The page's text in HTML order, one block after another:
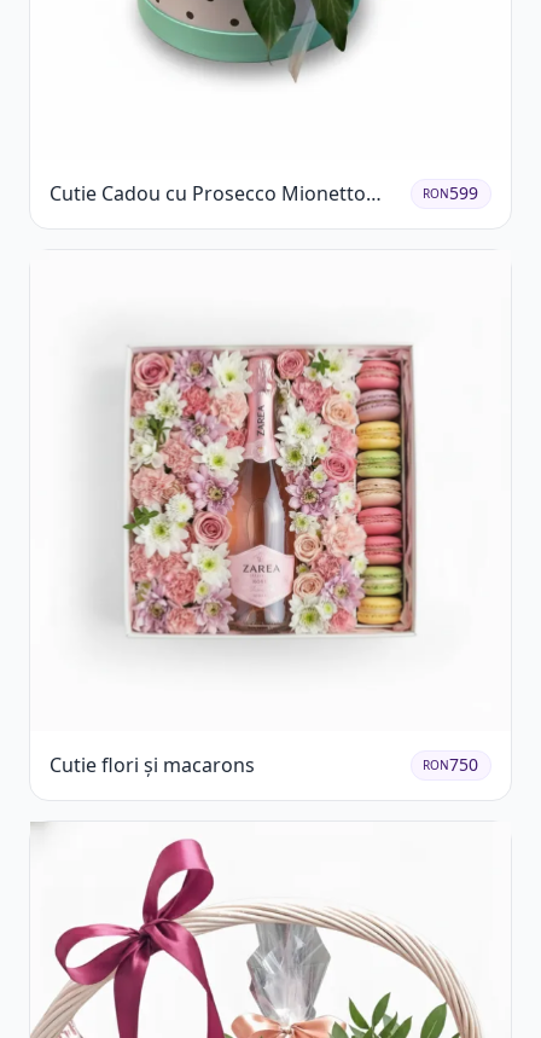
Cutie Cadou cu Prosecco Mionetto
Ferrero Rocher și Flori Pastelate
RON599
Cutie flori și macarons RON750